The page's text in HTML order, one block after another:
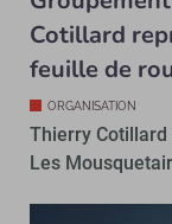
Cotillard
feuille de
ORGANISATION
Thierry Cotillard
Les